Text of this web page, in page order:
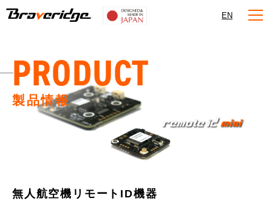
Braveridge
EN
PRODUCT
製品情報
無人航空機リモートID機器